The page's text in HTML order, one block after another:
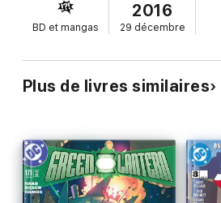
BD et mangas
2016
29 décembre
Plus de livres similaires